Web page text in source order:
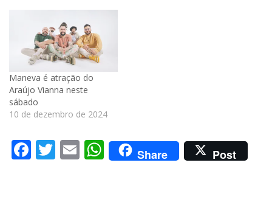
Maneva é atração do
Araújo Vianna neste
sábado
10 de dezembro de 2024
Facebook
Twitter
EmailWhatsApp
Share Post